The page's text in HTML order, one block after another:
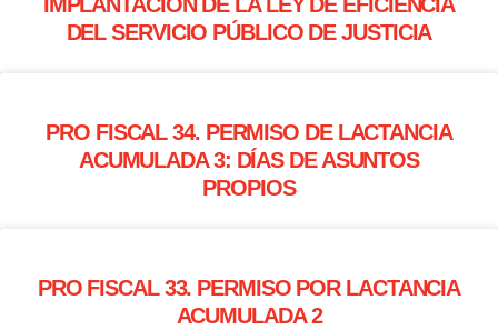
IMPLANTACIÓN DE LA LEY DE EFICIENCIA
DEL SERVICIO PÚBLICO DE JUSTICIA
PRO FISCAL 34. PERMISO DE LACTANCIA
ACUMULADA 3: DÍAS DE ASUNTOS
PROPIOS
PRO FISCAL 33. PERMISO POR LACTANCIA
ACUMULADA 2